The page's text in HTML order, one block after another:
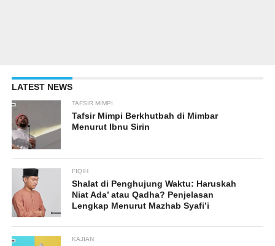
LATEST NEWS
TAFSIR MIMPI
Tafsir Mimpi Berkhutbah di Mimbar
Menurut Ibnu Sirin
FIQIH
Shalat di Penghujung Waktu: Haruskah
Niat Ada’ atau Qadha? Penjelasan
Lengkap Menurut Mazhab Syafi’i
KAJIAN